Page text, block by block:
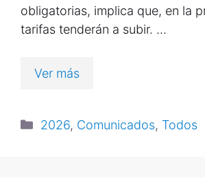
obligatorias, implica que, en la
tarifas tenderán a subir. …
Ver más
2026, Comunicados, Todos